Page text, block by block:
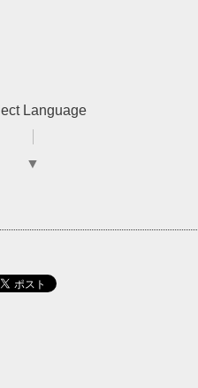
Language
▼